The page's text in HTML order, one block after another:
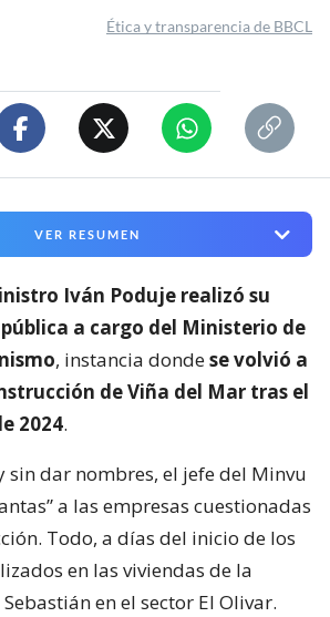
Ética y transparencia de BBCL
VER RESUMEN
Iván Poduje realizó su
a cargo del Ministerio de
, instancia dondese volvió a
de Viña del Mar tras el
2024.
sin dar nombres, el jefe del Minvu
a las empresas cuestionadas
Todo, a días del inicio de los
en las viviendas de la
en el sector El Olivar.